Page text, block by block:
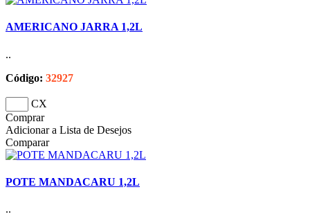
AMERICANO JARRA 1,2L
..
Código: 32927
CX
Comprar
Adicionar a Lista de Desejos
Comparar
POTE MANDACARU 1,2L
..